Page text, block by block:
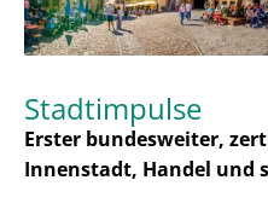
Stadtimpulse
Erster bundesweiter,
Innenstadt, Handel und